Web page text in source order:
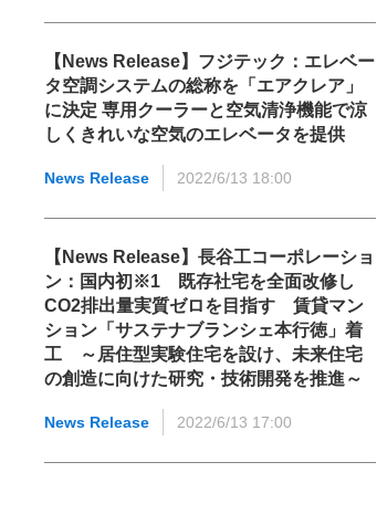
【News Release】フジテック：エレベー
タ空調システムの総称を「エアクレア」
に決定 専用クーラーと空気清浄機能で涼
しくきれいな空気のエレベータを提供
News Release 2022/6/13 18:00
【News Release】長谷工コーポレーショ
ン：国内初※1 既存社宅を全面改修し
CO2排出量実質ゼロを目指す 賃貸マン
ション「サステナブランシェ本行徳」着
工 ～居住型実験住宅を設け、未来住宅
の創造に向けた研究・技術開発を推進～
News Release 2022/6/13 17:00